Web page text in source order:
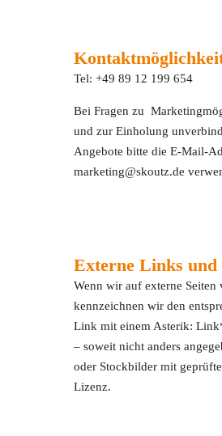
Tel: +49 89 12 199 654
Bei Fragen zu
und zur Einholung
Angebote bitte die E-Mail-
marketing@skoutz.de
Externe Links
Wenn wir auf externe Seiten
kennzeichnen wir den
Link mit einem Asterik:
– soweit nicht anders
oder Stockbilder mit
Lizenz.